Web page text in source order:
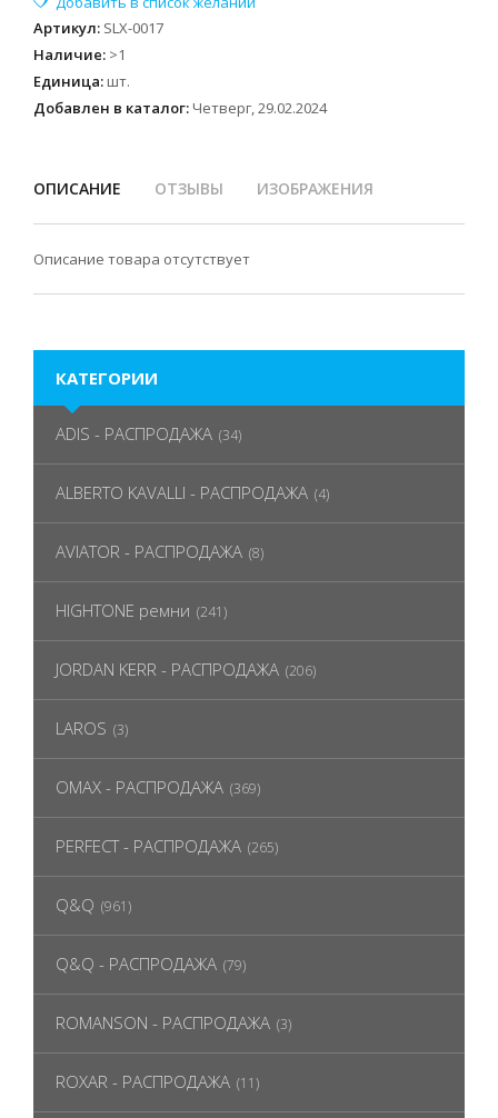
Артикул: SLX-0017
Наличие: >1
Единица: шт.
Добавлен в каталог: Четверг, 29.02.2024
ОПИСАНИЕ ОТЗЫВЫ ИЗОБРАЖЕНИЯ
Описание товара отсутствует
КАТЕГОРИИ
ADIS - РАСПРОДАЖА (34)
ALBERTO KAVALLI - РАСПРОДАЖА (4)
AVIATOR - РАСПРОДАЖА (8)
HIGHTONE ремни (241)
JORDAN KERR - РАСПРОДАЖА (206)
LAROS (3)
OMAX - РАСПРОДАЖА (369)
PERFECT - РАСПРОДАЖА (265)
Q&Q (961)
Q&Q - РАСПРОДАЖА (79)
ROMANSON - РАСПРОДАЖА (3)
ROXAR - РАСПРОДАЖА (11)